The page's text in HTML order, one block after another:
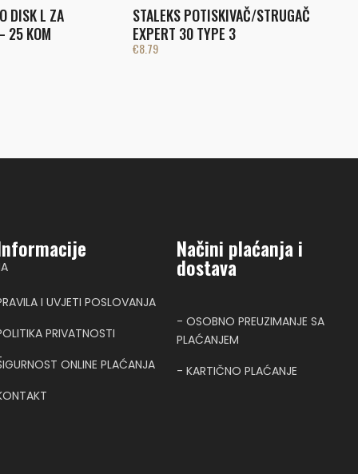
DISK L ZA
25 KOM
STALEKS POTISKIVAČ/STRUGAČ
EXPERT 30 TYPE 3
€8.79
I UVJETI POSLOVANJA
PRIVATNOSTI
ONLINE PLAĆANJA
Načini plaćanja i
dostava
- OSOBNO PREUZIMANJE SA
PLAĆANJEM
- KARTIČNO PLAĆANJE